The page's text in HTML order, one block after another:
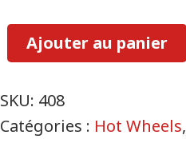
quantité
C7
Z06
Ajouter au panier
SKU: 408
Catégories : Hot Wheels,